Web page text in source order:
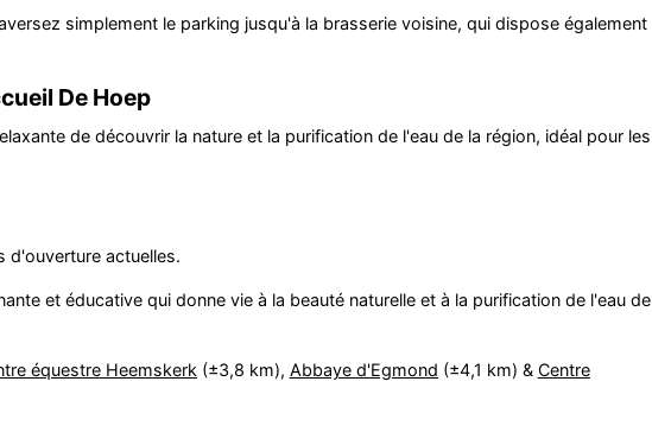
simplement le parking jusqu'à la brasserie voisine, qui dispose également
De Hoep
de découvrir la nature et la purification de l'eau de la région, idéal pour les
d'ouverture actuelles.
et éducative qui donne vie à la beauté naturelle et à la purification de l'eau de
équestre Heemskerk (±3,8 km), Abbaye d'Egmond (±4,1 km) & Centre